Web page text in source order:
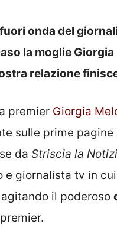
onda del
la moglie
relazione
premier Giorgia
sulle prime
da Striscia la
e giornalista tv in
il poderoso